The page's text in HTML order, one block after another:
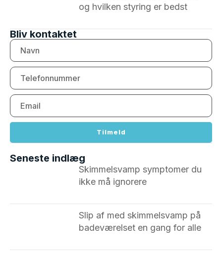
og hvilken styring er bedst
Bliv kontaktet
Tilmeld
Seneste indlæg
Skimmelsvamp symptomer du
ikke må ignorere ​
Slip af med skimmelsvamp på
badeværelset en gang for alle